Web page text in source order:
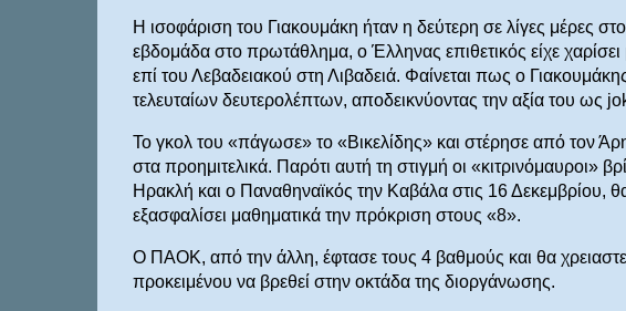
Η ισοφάριση του Γιακουμάκη ήταν η δεύτερη σε λίγες μέρες
εβδομάδα στο πρωτάθλημα, ο Έλληνας επιθετικός είχε
επί του Λεβαδειακού στη Λιβαδειά. Φαίνεται πως ο Γιακουμάκης
τελευταίων δευτερολέπτων, αποδεικνύοντας την αξία του ως
Το γκολ του «πάγωσε» το «Βικελίδης» και στέρησε από τον
στα προημιτελικά. Παρότι αυτή τη στιγμή οι «κιτρινόμαυροι»
Ηρακλή και ο Παναθηναϊκός την Καβάλα στις 16 Δεκεμβρίου,
εξασφαλίσει μαθηματικά την πρόκριση στους «8».
Ο ΠΑΟΚ, από την άλλη, έφτασε τους 4 βαθμούς και θα
προκειμένου να βρεθεί στην οκτάδα της διοργάνωσης.